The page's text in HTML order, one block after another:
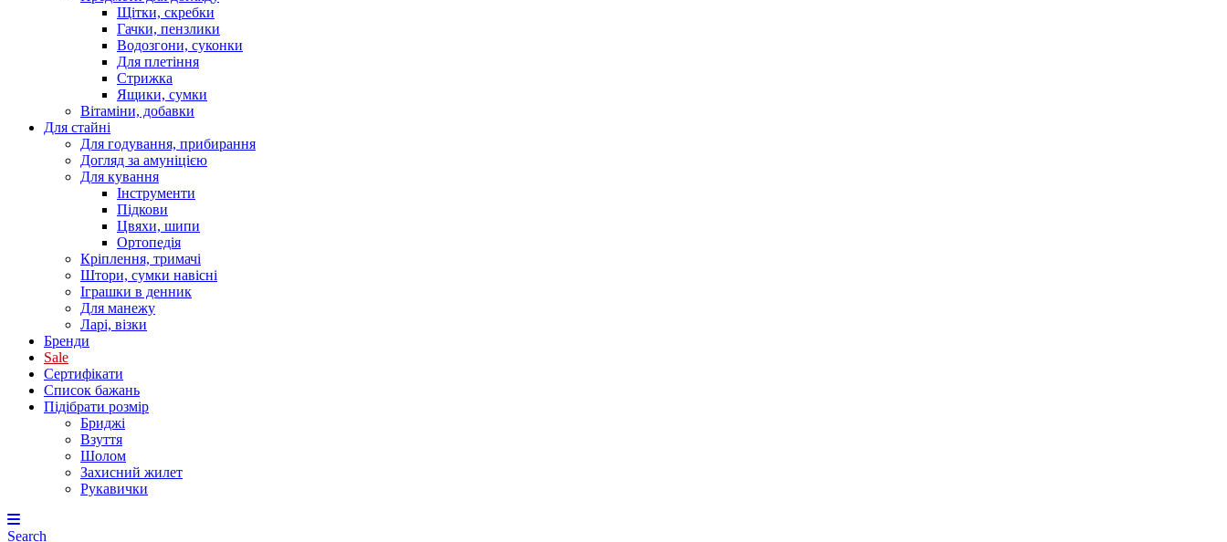
Щітки, скребки
Гачки, пензлики
Водозгони, суконки
Для плетіння
Стрижка
Ящики, сумки
Вітаміни, добавки
Для стайні
Для годування, прибирання
Догляд за амуніцією
Для кування
Інструменти
Підкови
Цвяхи, шипи
Ортопедія
Кріплення, тримачі
Штори, сумки навісні
Іграшки в денник
Для манежу
Ларі, візки
Бренди
Sale
Сертифікати
Список бажань
Підібрати розмір
Бриджі
Взуття
Шолом
Захисний жилет
Рукавички
Search